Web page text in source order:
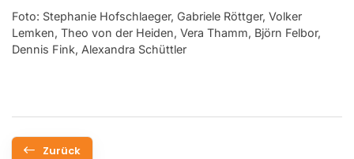
Foto: Stephanie Hofschlaeger, Gabriele Röttger, Volker
Lemken, Theo von der Heiden, Vera Thamm, Björn Felbor,
Dennis Fink, Alexandra Schüttler
Zurück